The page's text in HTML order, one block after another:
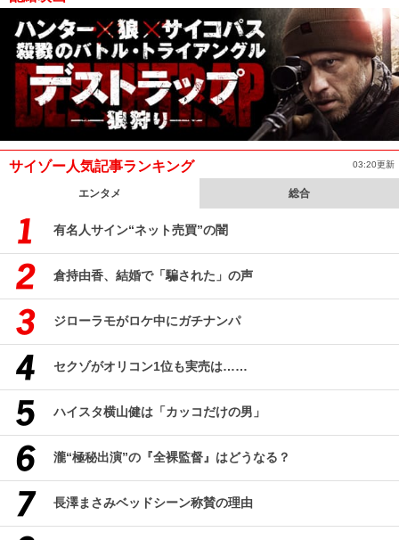
サイゾー人気記事ランキング 03:20更新
エンタメ 総合
有名人サイン“ネット売買”の闇
倉持由香、結婚で「騙された」の声
ジローラモがロケ中にガチナンパ
セクゾがオリコン1位も実売は……
ハイスタ横山健は「カッコだけの男」
瀧“極秘出演”の『全裸監督』はどうなる？
長澤まさみベッドシーン称賛の理由